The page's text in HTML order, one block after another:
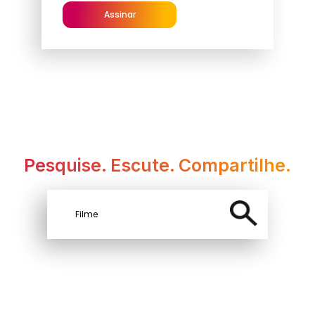
Assinar
Pesquise. Escute. Compartilhe.